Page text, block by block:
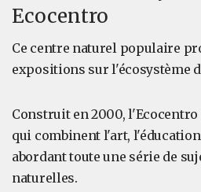
Ecocentro
Ce centre naturel populaire
expositions sur l'écosystème
Construit en 2000,
qui combinent l'art,
abordant toute une série de
naturelles.